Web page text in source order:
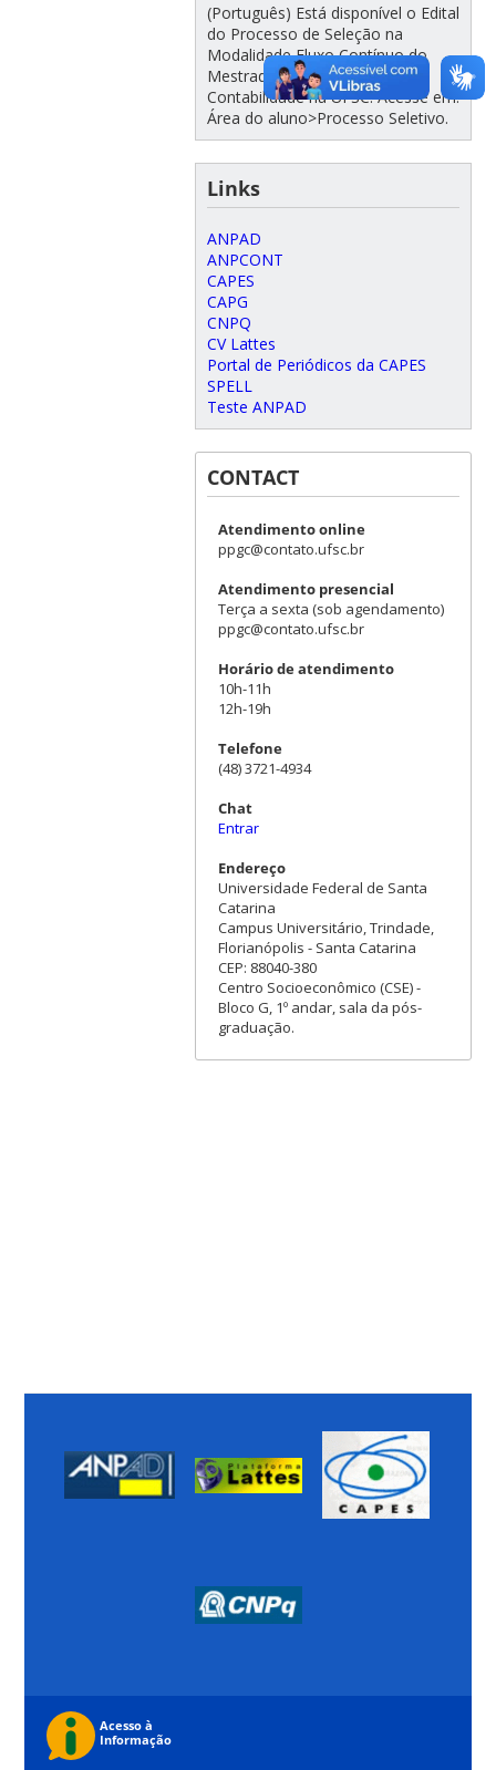
(Português) Está disponível o Edital
do Processo de Seleção na
Modalidade Fluxo Contínuo do
Mestrado e Doutorado em
Contabilidade na UFSC. Acesse em:
Área do aluno>Processo Seletivo.
Links
ANPAD
ANPCONT
CAPES
CAPG
CNPQ
CV Lattes
Portal de Periódicos da CAPES
SPELL
Teste ANPAD
CONTACT
Atendimento online
ppgc@contato.ufsc.br
Atendimento presencial
Terça a sexta (sob agendamento)
ppgc@contato.ufsc.br
Horário de atendimento
10h-11h
12h-19h
Telefone
(48) 3721-4934
Chat
Entrar
Endereço
Universidade Federal de Santa
Catarina
Campus Universitário, Trindade,
Florianópolis - Santa Catarina
CEP: 88040-380
Centro Socioeconômico (CSE) -
Bloco G, 1º andar, sala da pós-
graduação.